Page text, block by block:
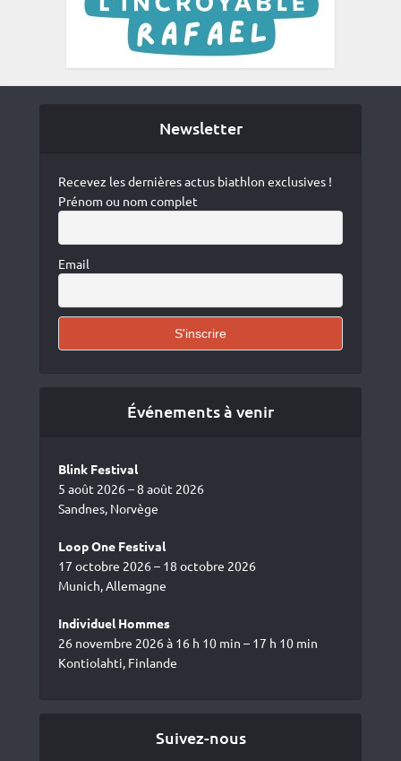
Newsletter
Recevez les dernières actus biathlon exclusives !
Prénom ou nom complet
Email
Événements à venir
Blink Festival
5 août 2026 – 8 août 2026
Sandnes, Norvège
Loop One Festival
17 octobre 2026 – 18 octobre 2026
Munich, Allemagne
Individuel Hommes
26 novembre 2026 à 16 h 10 min – 17 h 10 min
Kontiolahti, Finlande
Suivez-nous